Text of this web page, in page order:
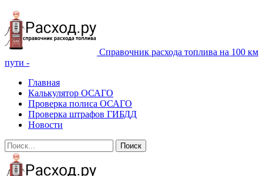
Справочник расхода топлива на 100 км
пути -
Главная
Калькулятор ОСАГО
Проверка полиса ОСАГО
Проверка штрафов ГИБДД
Новости